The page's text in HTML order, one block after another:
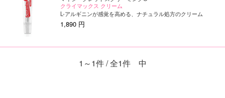
クライマックス クリーム
L-アルギニンが感覚を高める、ナチュラル処方のクリーム
1,890 円
1～1件 / 全1件 中